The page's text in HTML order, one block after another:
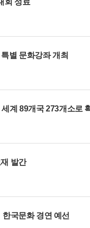
회 성료
별 문화강좌 개최
계 89개국 273개소로
발간
국문화 경연 예선